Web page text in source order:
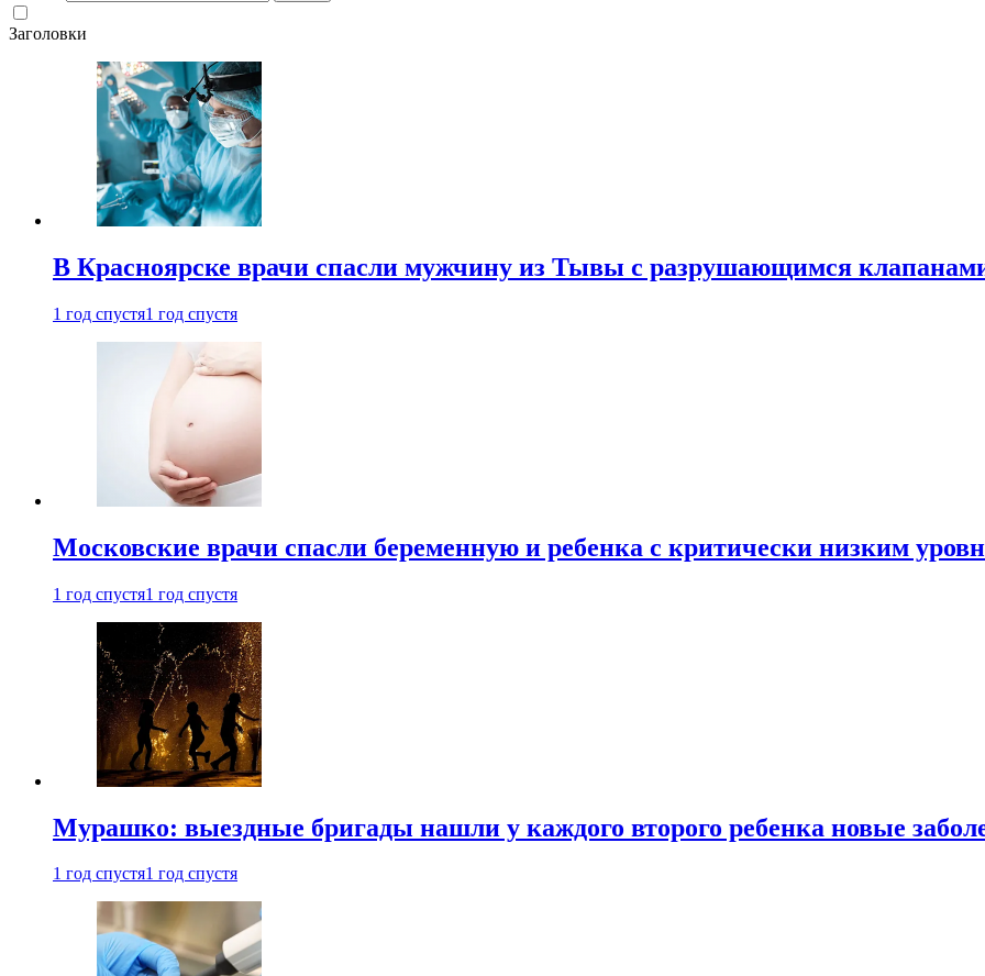
Заголовки
В Красноярске врачи спасли мужчину из Тывы с разрушающимся
1 год спустя1 год спустя
Московские врачи спасли беременную и ребенка с критически низким
1 год спустя1 год спустя
Мурашко: выездные бригады нашли у каждого второго ребенка новые
1 год спустя1 год спустя